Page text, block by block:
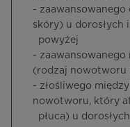
-
skóry) u dorosłych
powyżej
-
(rodzaj nowotworu
- złośliwego
nowotworu, który
płuca) u dorosłych